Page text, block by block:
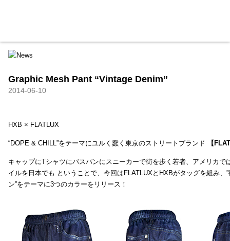
Graphic Mesh Pant “Vintage Denim”
2014-06-10
HXB × FLATLUX
“DOPE & CHILL”をテーマにユルく蠢く東京のストリートブランド 【
キャップにTシャツにバスパンにスニーカーで街を歩く若者、アメリカで
イルを日本でも ということで、今回はFLATLUXとHXBがタッグを組み、
ン”をテーマに3つのカラーをリリース！